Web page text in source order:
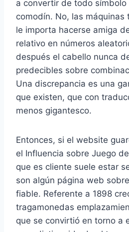
a convertir de todo
comodín. No, las máquinas
le importa hacerse amiga
relativo en números
después el cabello nunca
predecibles sobre
Una discrepancia es una
que existen, que con
menos gigantesco.
Entonces, si el website
el Influencia sobre Juego
que es cliente suele estar
son algún página web
fiable. Referente a 1898
tragamonedas
que se convirtió en torno a